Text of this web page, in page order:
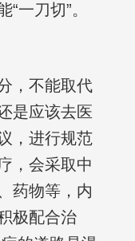
一刀切”。
，不能取代
是应该去医
，进行规范
，会采取中
药物等，内
极配合治